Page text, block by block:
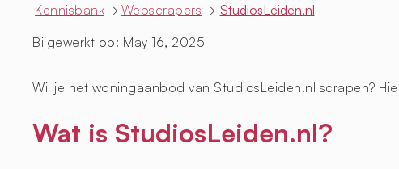
Kennisbank → Webscrapers → StudiosLeiden.nl
Bijgewerkt op: May 16, 2025
Wil je het woningaanbod van StudiosLeiden.nl scrapen?
Wat is StudiosLeiden.nl?